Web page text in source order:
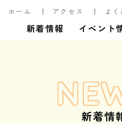
ホーム アクセス よ
新着情報 イベント
新着情